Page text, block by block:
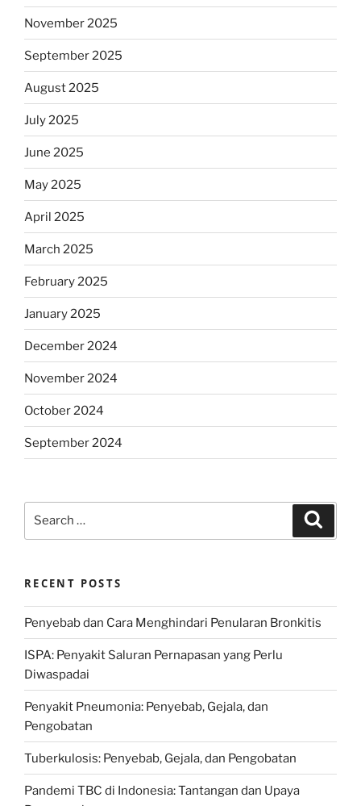
November 2025
September 2025
August 2025
July 2025
June 2025
May 2025
April 2025
March 2025
February 2025
January 2025
December 2024
November 2024
October 2024
September 2024
RECENT POSTS
Penyebab dan Cara Menghindari Penularan Bronkitis
ISPA: Penyakit Saluran Pernapasan yang Perlu
Diwaspadai
Penyakit Pneumonia: Penyebab, Gejala, dan
Pengobatan
Tuberkulosis: Penyebab, Gejala, dan Pengobatan
Pandemi TBC di Indonesia: Tantangan dan Upaya